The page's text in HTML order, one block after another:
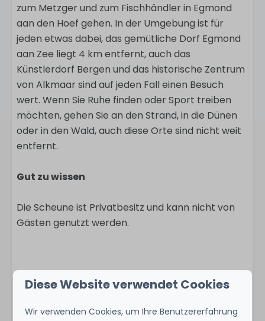
zum Metzger und zum Fischhändler in Egmond
aan den Hoef gehen. In der Umgebung ist für
jeden etwas dabei, das gemütliche Dorf Egmond
aan Zee liegt 4 km entfernt, auch das
Künstlerdorf Bergen und das historische Zentrum
von Alkmaar sind auf jeden Fall einen Besuch
wert. Wenn Sie Ruhe finden oder Sport treiben
möchten, gehen Sie an den Strand, in die Dünen
oder in den Wald, auch diese Orte sind nicht weit
entfernt.
Gut zu wissen
Die Scheune ist Privatbesitz und kann nicht von
Gästen genutzt werden.
Ausstattung
Duurzaam
Diese Website verwendet Cookies
Wir verwenden Cookies, um Ihre Benutzererfahrung